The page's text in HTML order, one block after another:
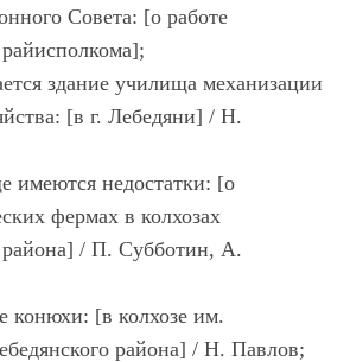
Совета: [о работе
здание училища механизации
[в г. Лебедяни] / Н.
имеются недостатки: [о
фермах в колхозах
района] / П. Субботин, А.
конюхи: [в колхозе им.
района] / Н. Павлов;